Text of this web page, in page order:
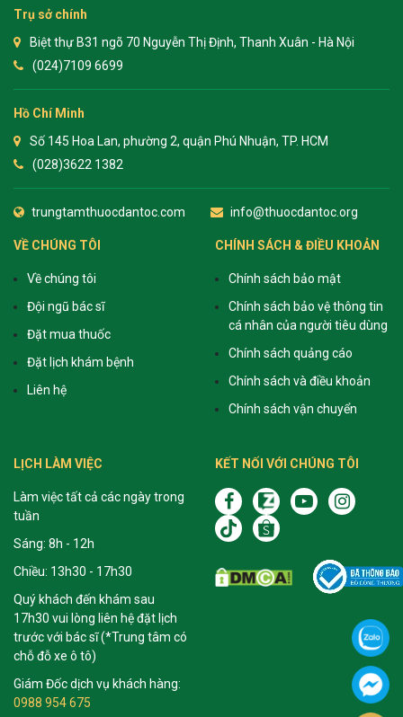
Trụ sở chính
Biệt thự B31 ngõ 70 Nguyễn Thị Định, Thanh Xuân - Hà Nội
(024)7109 6699
Hồ Chí Minh
Số 145 Hoa Lan, phường 2, quận Phú Nhuận, TP. HCM
(028)3622 1382
trungtamthuocdantoc.com info@thuocdantoc.org
VỀ CHÚNG TÔI
Về chúng tôi
Đội ngũ bác sĩ
Đặt mua thuốc
Đặt lịch khám bệnh
Liên hệ
CHÍNH SÁCH & ĐIỀU KHOẢN
Chính sách bảo mật
Chính sách bảo vệ thông tin
cá nhân của người tiêu dùng
Chính sách quảng cáo
Chính sách và điều khoản
Chính sách vận chuyển
LỊCH LÀM VIỆC
Làm việc tất cả các ngày trong
tuần
Sáng: 8h - 12h
Chiều: 13h30 - 17h30
Quý khách đến khám sau
17h30 vui lòng liên hệ đặt lịch
trước với bác sĩ (*Trung tâm có
chỗ đỗ xe ô tô)
Giám Đốc dịch vụ khách hàng:
0988 954 675
KẾT NỐI VỚI CHÚNG TÔI